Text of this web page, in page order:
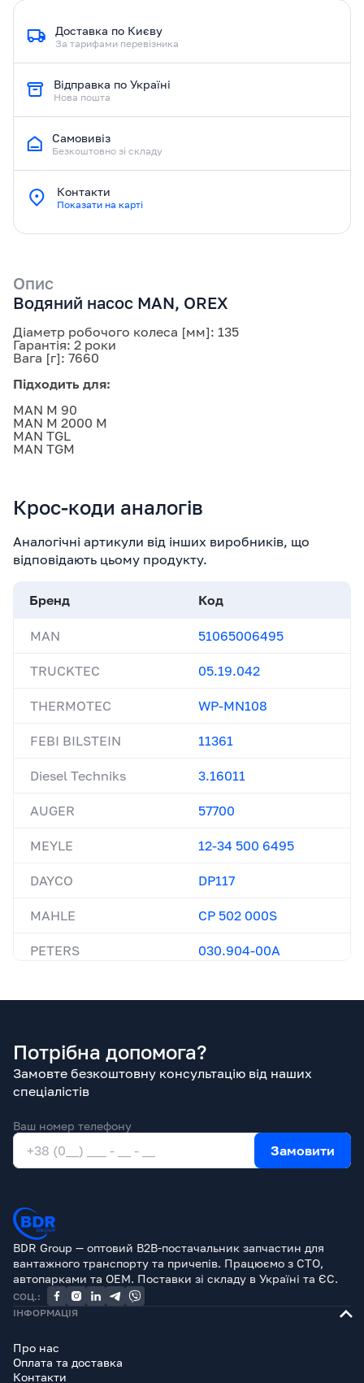
Доставка по Києву
За тарифами перевізника
Відправка по Україні
Нова пошта
Самовивіз
Безкоштовно зі складу
Контакти
Показати на карті
Опис
Водяний насос MAN, OREX
Діаметр робочого колеса [мм]: 135
Гарантія: 2 роки
Вага [г]: 7660
Підходить для:
MAN M 90
MAN M 2000 M
MAN TGL
MAN TGM
Крос-коди аналогів
Аналогічні артикули від інших виробників, що
відповідають цьому продукту.
Бренд Код
MAN 51065006495
TRUCKTEC 05.19.042
THERMOTEC WP-MN108
FEBI BILSTEIN 11361
Diesel Techniks 3.16011
AUGER 57700
MEYLE 12-34 500 6495
DAYCO DP117
MAHLE CP 502 000S
PETERS 030.904-00A
METELLI 24-1310
GRAF
GATES
HEPU
GK
KOLBENSCHMIDT 50005630
OMP
MAN
Потрібна допомога?
Замовте безкоштовну консультацію від наших
спеціалістів
Ваш номер телефону
Замовити
BDR Group — оптовий B2B-постачальник запчастин для
вантажного транспорту та причепів. Працюємо з СТО,
автопарками та OEM. Поставки зі складу в Україні та ЄС.
СОЦ.:
ІНФОРМАЦІЯ
Про нас
Оплата та доставка
Контакти